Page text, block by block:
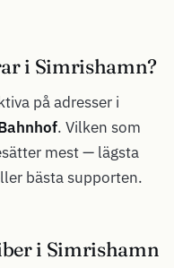
i Simrishamn?
på adresser i
. Vilken som
mest — lägsta
bästa supporten.
i Simrishamn